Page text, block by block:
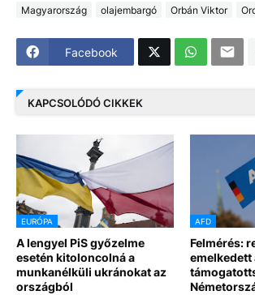
Magyarország
olajembargó Orbán Viktor
Facebook
KAPCSOLÓDÓ CIKKEK
EURÓPA
A lengyel PiS győzelme
esetén kitoloncolná a
munkanélküli ukránokat az
országból
AFD
Felmérés:
emelkedett